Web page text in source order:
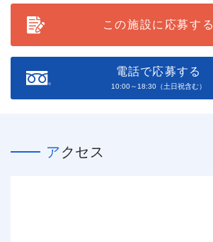
この施設に応募する
電話で応募する
10:00～18:30（土日祝含む）
アクセス